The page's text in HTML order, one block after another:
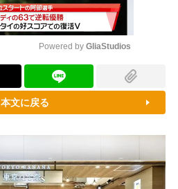
Powered by GliaStudios
本文に戻る